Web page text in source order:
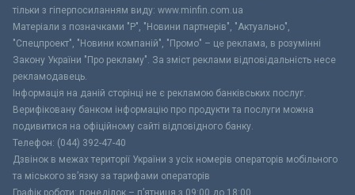
тільки з гіперпосиланням виду: www.minfin.com.ua
Матеріали з позначками "Р", "Новини партнерів", "Актуально",
"Спецпроект", "Новини компаній", "Промо" – це реклама, в розумінні
Закону України "Про рекламу". За зміст реклами відповідальність несе
рекламодавець.
Інформація на даній сторінці не є рекламою банківських послуг.
Верифіковану банком інформацію про продукти та послуги можна
подивитися на офіційному сайті відповідного банку.
Телефон: (044) 392-47-40
Дзвінок в межах території України з усіх номерів операторів мобільного
та міського зв’язку за тарифами операторів
Графік роботи: понеділок – п’ятниця з 09:00 до 18:00